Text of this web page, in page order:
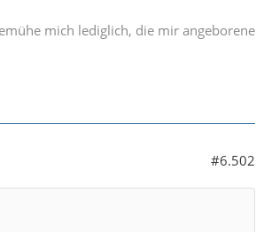
mich lediglich, die mir angeborene
#6.502